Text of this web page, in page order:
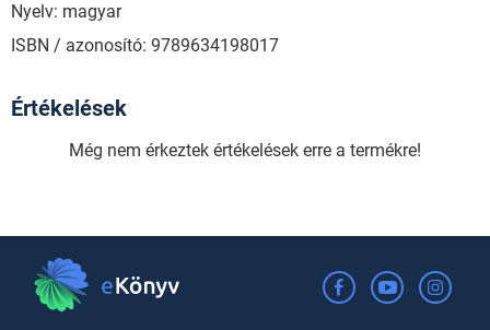
Nyelv: magyar
ISBN / azonosító: 9789634198017
Értékelések
Még nem érkeztek értékelések erre a termékre!